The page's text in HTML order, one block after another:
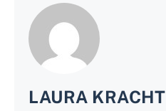
LAURA KRACHT